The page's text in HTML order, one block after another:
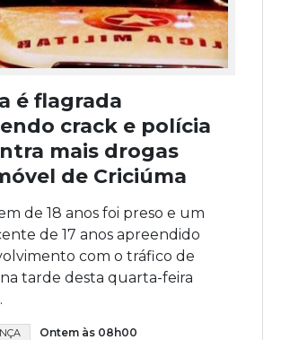
é flagrada
crack e polícia
mais drogas
de Criciúma
de 18 anos foi preso e um
de 17 anos apreendido
com o tráfico de
tarde desta quarta-feira
Ontem às 08h00